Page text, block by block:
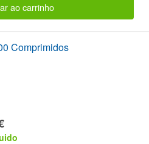
ao carrinho
Comprimidos